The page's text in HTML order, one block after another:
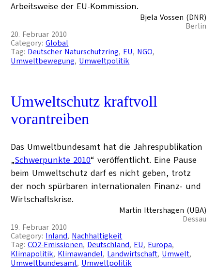
Arbeitsweise der EU-Kommission.
Bjela Vossen (DNR)
Berlin
20. Februar 2010
Category:Global
Tag: Deutscher Naturschutzring, EU, NGO
Umweltbewegung, Umweltpolitik
Umweltschutz kraftvoll
vorantreiben
Das Umweltbundesamt hat die Jahrespublikation
„Schwerpunkte 2010“ veröffentlicht. Eine Pause
beim Umweltschutz darf es nicht geben, trotz
der noch spürbaren internationalen Finanz- und
Wirtschaftskrise.
Martin Ittershagen (UBA)
Dessau
19. Februar 2010
Category: Inland, Nachhaltigkeit
Tag:CO2-Emissionen, Deutschland, EU, Europa
Klimapolitik, Klimawandel, Landwirtschaft, Umwelt
Umweltbundesamt, Umweltpolitik